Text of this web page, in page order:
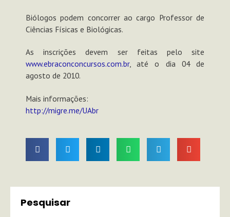
Biólogos podem concorrer ao cargo Professor de
Ciências Físicas e Biológicas.
As inscrições devem ser feitas pelo site
www.ebraconconcursos.com.br, até o dia 04 de
agosto de 2010.
Mais informações:
http://migre.me/UAbr
Pesquisar